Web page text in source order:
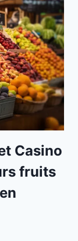
Casino
fruits